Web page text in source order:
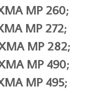
MP 260;
MP 272;
MP 282;
MP 490;
MP 495;